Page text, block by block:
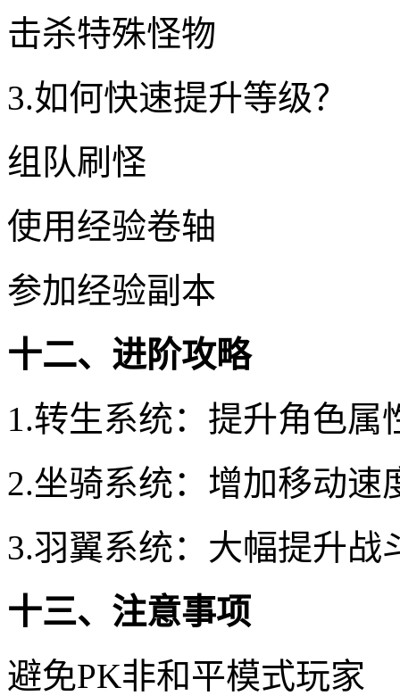
击杀特殊怪物
3.如何快速提升等级？
组队刷怪
使用经验卷轴
参加经验副本
十二、进阶攻略
1.转生系统：提升角色属
2.坐骑系统：增加移动速
3.羽翼系统：大幅提升战
十三、注意事项
避免PK非和平模式玩家